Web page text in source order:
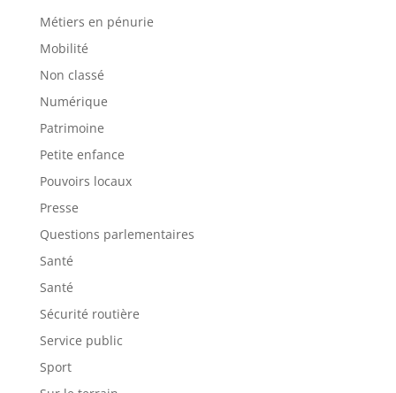
Métiers en pénurie
Mobilité
Non classé
Numérique
Patrimoine
Petite enfance
Pouvoirs locaux
Presse
Questions parlementaires
Santé
Santé
Sécurité routière
Service public
Sport